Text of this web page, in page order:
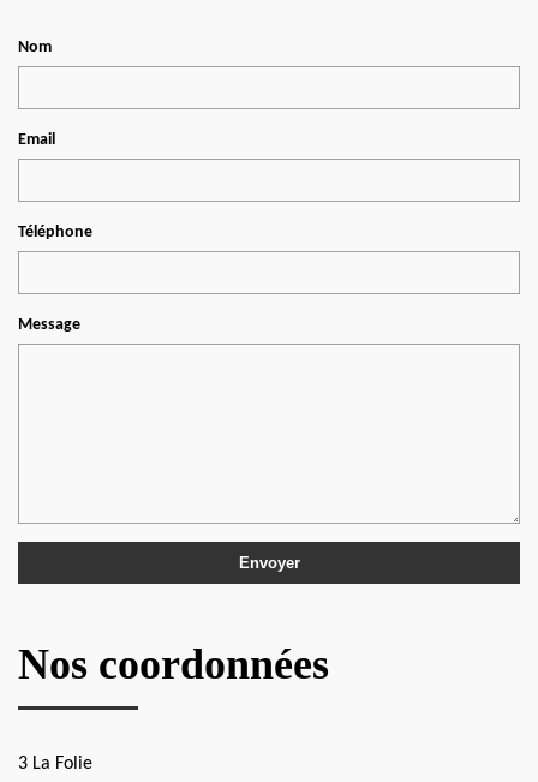
Nom
Email
Téléphone
Message
Nos coordonnées
3 La Folie